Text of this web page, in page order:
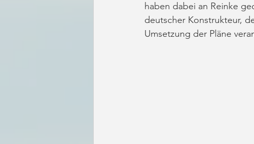
haben dabei an Reinke
deutscher Konstrukteur,
Umsetzung der Pläne